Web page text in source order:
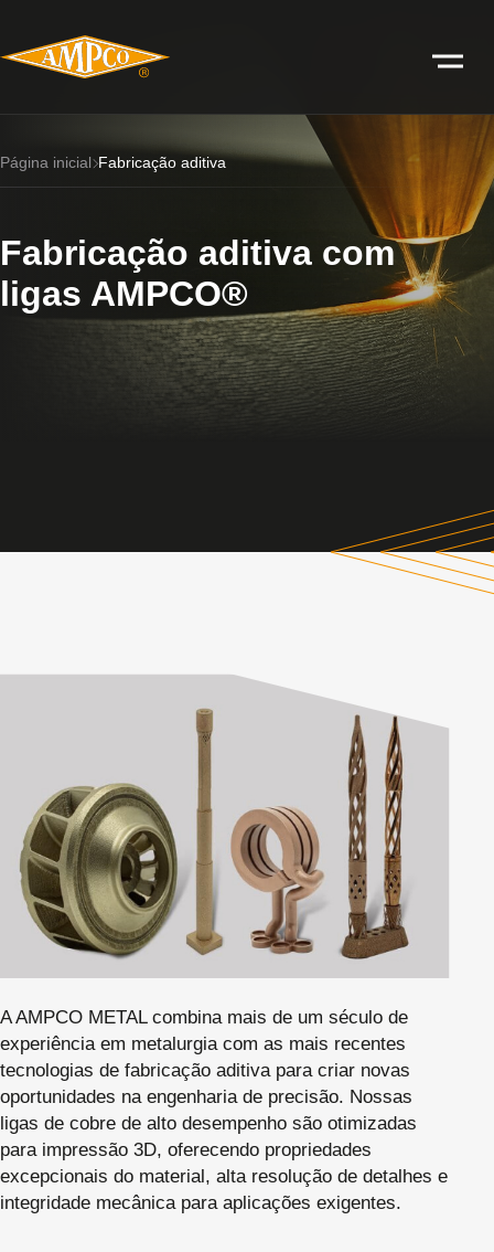
Página inicial Fabricação aditiva
Fabricação aditiva com
ligas AMPCO®
A AMPCO METAL combina mais de um século de
experiência em metalurgia com as mais recentes
tecnologias de fabricação aditiva para criar novas
oportunidades na engenharia de precisão. Nossas
ligas de cobre de alto desempenho são otimizadas
para impressão 3D, oferecendo propriedades
excepcionais do material, alta resolução de detalhes e
integridade mecânica para aplicações exigentes.